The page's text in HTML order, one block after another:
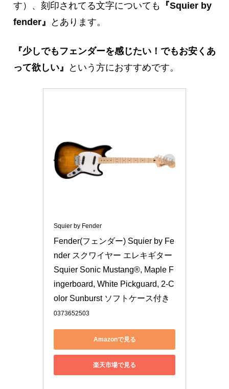
す）、刻印されてる文字についても 『Squier by
fender』
とあります。
『少しでもフェンダーを感じたい！でもお安くあ
って欲しい』
という方におすすめです。
Squier by Fender
Fender(フェンダー) Squier by Fe
nder スクワイヤー エレキギター
Squier Sonic Mustang®, Maple F
ingerboard, White Pickguard, 2-C
olor Sunburst ソフトケース付き
0373652503
Amazonで見る
楽天市場で見る